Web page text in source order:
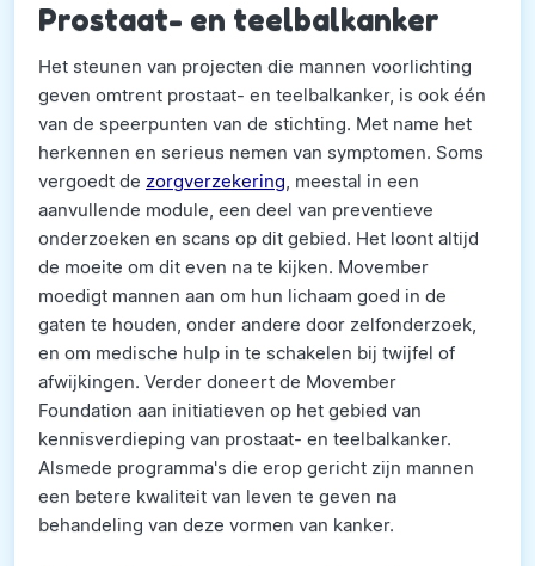
Prostaat- en teelbalkanker
Het steunen van projecten die mannen voorlichting
geven omtrent prostaat- en teelbalkanker, is ook één
van de speerpunten van de stichting. Met name het
herkennen en serieus nemen van symptomen. Soms
vergoedt de zorgverzekering , meestal in een
aanvullende module, een deel van preventieve
onderzoeken en scans op dit gebied. Het loont altijd
de moeite om dit even na te kijken. Movember
moedigt mannen aan om hun lichaam goed in de
gaten te houden, onder andere door zelfonderzoek,
en om medische hulp in te schakelen bij twijfel of
afwijkingen. Verder doneert de Movember
Foundation aan initiatieven op het gebied van
kennisverdieping van prostaat- en teelbalkanker.
Alsmede programma's die erop gericht zijn mannen
een betere kwaliteit van leven te geven na
behandeling van deze vormen van kanker.